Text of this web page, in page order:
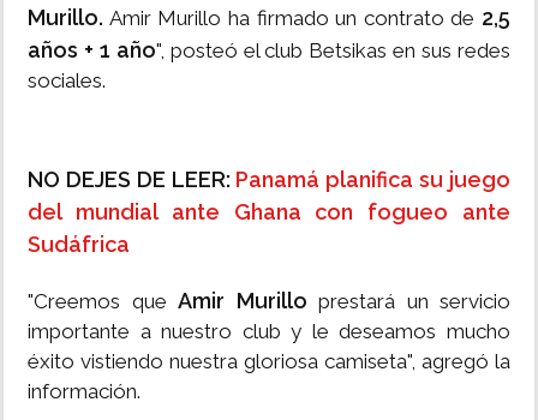
Murillo. Amir Murillo ha firmado un contrato de 2,5
años + 1 año", posteó el club Betsikas en sus redes
sociales.
NO DEJES DE LEER: Panamá planifica su juego
del mundial ante Ghana con fogueo ante
Sudáfrica
"Creemos que Amir Murillo prestará un servicio
importante a nuestro club y le deseamos mucho
éxito vistiendo nuestra gloriosa camiseta", agregó la
información.